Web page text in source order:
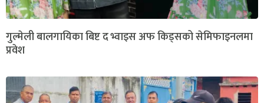
गुल्मेली बालगायिका बिष्ट द भ्वाइस अफ किड्सको सेमिफाइनलमा
प्रवेश